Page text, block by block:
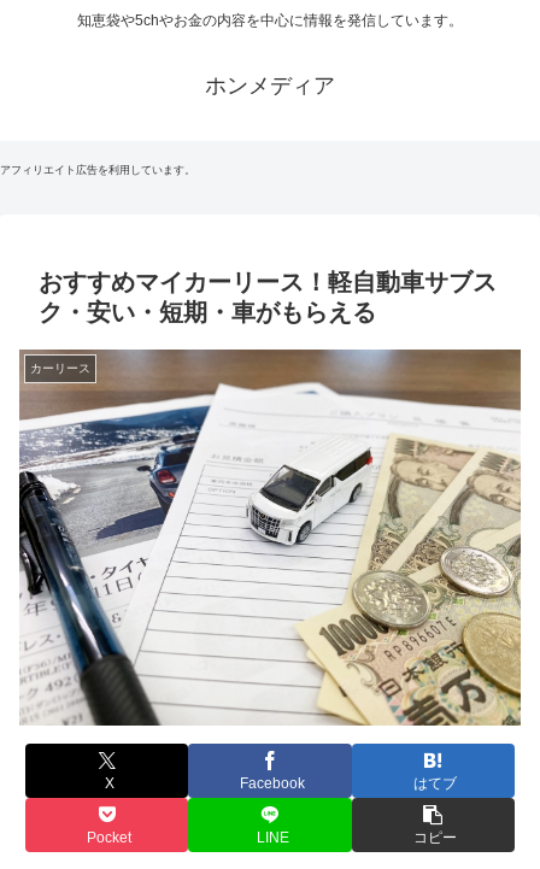
知恵袋や5chやお金の内容を中心に情報を発信しています。
ホンメディア
アフィリエイト広告を利用しています。
おすすめマイカーリース！軽自動車サブス
ク・安い・短期・車がもらえる
カーリース
X Facebook はてブ
Pocket LINE コピー